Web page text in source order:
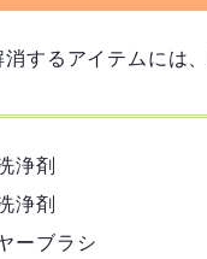
するアイテムには
浄剤
浄剤
ーブラシ